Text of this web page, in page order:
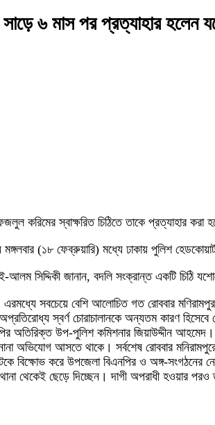
৬ মাস পর প্রত্যাহার হলেন
করিমের স্বাক্ষরিত চিঠিতে তাকে প্রত্যাহার করা
মঙ্গলবার (১৮ ফেব্রুয়ারি) মধ্যে ঢাকায় পুলিশ
সিদ্দিকী জানান, বদলি সংক্রান্ত একটি চিঠি
সবচেয়ে বেশি আলোচিত গত রোববার মণিরামপুর
স্বর্ণ চোরাচালানকে অন্যতম কারণ হিসেবে
উপ-পুলিশ কমিশনার জিয়াউদ্দীন আহমেদ।
আসতে থাকে। সর্বশেষ রোববার
করে উপজেলা বিএনপির ও অঙ্গ-সংগঠনের
ছেড়ে দিচ্ছেন। দাগী অপরাধী হওয়ার পরও